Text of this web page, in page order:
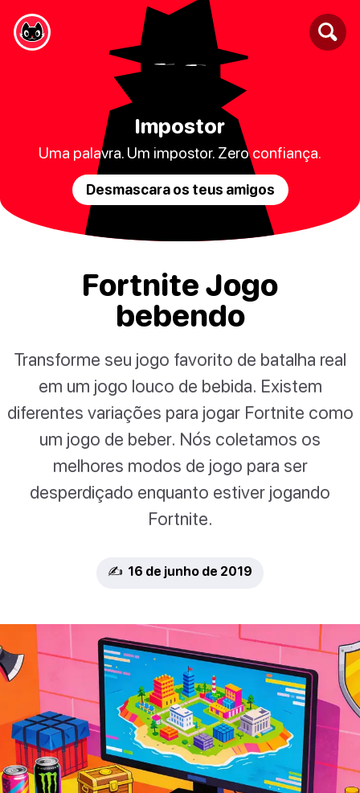
Impostor
Uma palavra. Um impostor. Zero confiança.
Desmascara os teus amigos
Fortnite Jogo
bebendo
Transforme seu jogo favorito de batalha real
em um jogo louco de bebida. Existem
diferentes variações para jogar Fortnite como
um jogo de beber. Nós coletamos os
melhores modos de jogo para ser
desperdiçado enquanto estiver jogando
Fortnite.
✍️ 16 de junho de 2019